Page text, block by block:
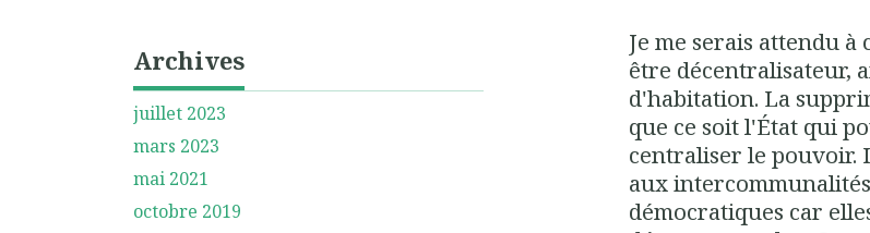
Archives
juillet 2023
mars 2023
mai 2021
octobre 2019
Je me serais attendu
être décentralisateur,
d'habitation. La
que ce soit l'État qui
centraliser le
aux
démocratiques car